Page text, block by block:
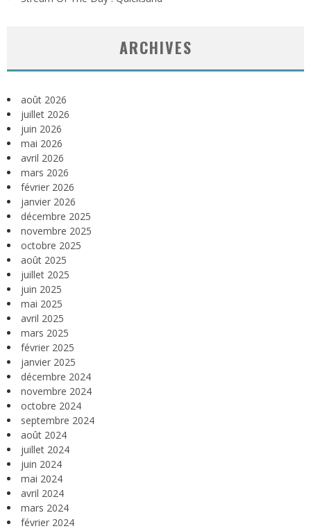
ARCHIVES
août 2026
juillet 2026
juin 2026
mai 2026
avril 2026
mars 2026
février 2026
janvier 2026
décembre 2025
novembre 2025
octobre 2025
août 2025
juillet 2025
juin 2025
mai 2025
avril 2025
mars 2025
février 2025
janvier 2025
décembre 2024
novembre 2024
octobre 2024
septembre 2024
août 2024
juillet 2024
juin 2024
mai 2024
avril 2024
mars 2024
février 2024